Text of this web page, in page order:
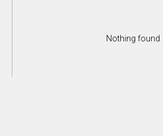
Nothing found